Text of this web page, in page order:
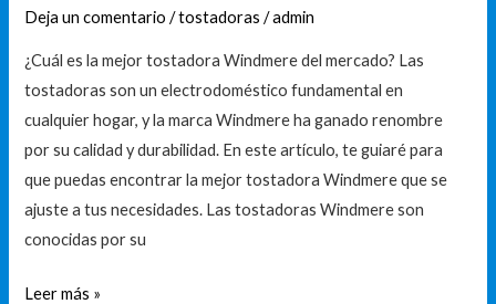
Deja un comentario /tostadoras /admin
¿Cuál es la mejor tostadora Windmere del mercado? Las
tostadoras son un electrodoméstico fundamental en
cualquier hogar, y la marca Windmere ha ganado renombre
por su calidad y durabilidad. En este artículo, te guiaré para
que puedas encontrar la mejor tostadora Windmere que se
ajuste a tus necesidades. Las tostadoras Windmere son
conocidas por su
la
Leer más »